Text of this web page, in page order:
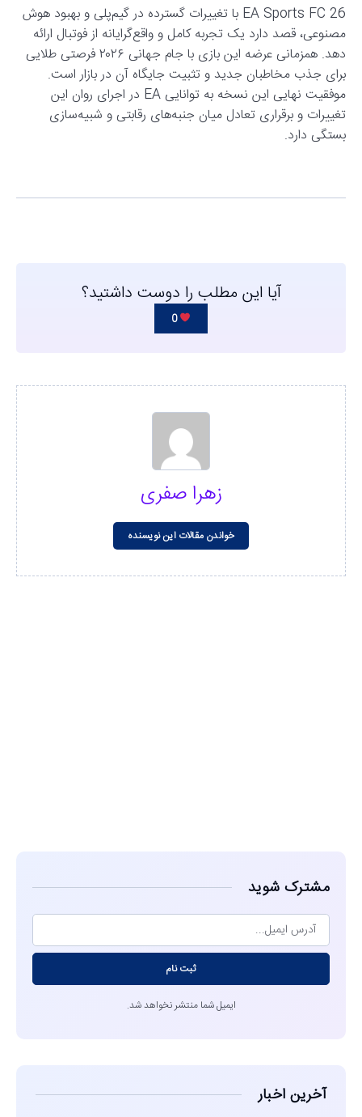
EA Sports FC 26 با تغییرات گسترده در گیم‌پلی و بهبود هوش
مصنوعی، قصد دارد یک تجربه کامل و واقع‌گرایانه از فوتبال ارائه
دهد. همزمانی عرضه این بازی با جام جهانی ۲۰۲۶ فرصتی طلایی
برای جذب مخاطبان جدید و تثبیت جایگاه آن در بازار است.
موفقیت نهایی این نسخه به توانایی EA در اجرای روان این
تغییرات و برقراری تعادل میان جنبه‌های رقابتی و شبیه‌سازی
بستگی دارد.
آیا این مطلب را دوست داشتید؟
0
زهرا صفری
خواندن مقالات این نویسنده
مشترک شوید
ثبت نام
ایمیل شما منتشر نخواهد شد.
آخرین اخبار